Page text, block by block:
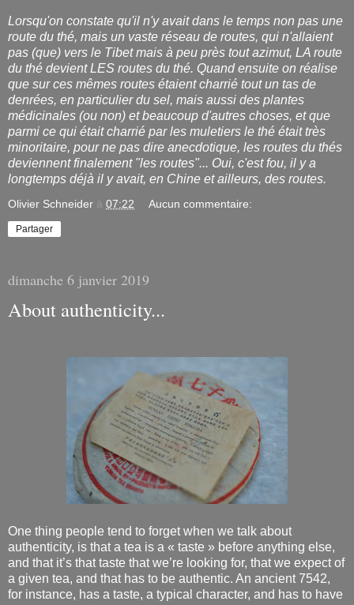
Lorsqu'on constate qu'il n'y avait dans le temps non pas une
route du thé, mais un vaste réseau de routes, qui n'allaient
pas (que) vers le Tibet mais à peu près tout azimut, LA route
du thé devient LES routes du thé. Quand ensuite on réalise
que sur ces mêmes routes étaient charrié tout un tas de
denrées, en particulier du sel, mais aussi des plantes
médicinales (ou non) et beaucoup d'autres choses, et que
parmi ce qui était charrié par les muletiers le thé était très
minoritaire, pour ne pas dire anecdotique, les routes du thés
deviennent finalement "les routes"... Oui, c'est fou, il y a
longtemps déjà il y avait, en Chine et ailleurs, des routes.
Olivier Schneider à 07:22 Aucun commentaire:
Partager
dimanche 6 janvier 2019
About authenticity...
One thing people tend to forget when we talk about
authenticity, is that a tea is a « taste » before anything else,
and that it’s that taste that we’re looking for, that we expect of
a given tea, and that has to be authentic. An ancient 7542,
for instance, has a taste, a typical character, and has to have